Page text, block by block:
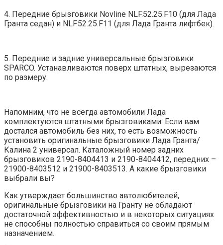
4. Передние брызговики Novline NLF.52.25.F10 (для Лада
Гранта седан) и NLF.52.25.F11 (для Лада Гранта лифтбек).
5. Передние и задние универсальные брызговики
SPARCO. Устанавливаются поверх штатных, вырезаются
по размеру.
Напомним, что не всегда автомобили Лада
комплектуются штатными брызговиками. Если вам
достался автомобиль без них, то есть возможность
установить оригинальные брызговики Лада Гранта/
Калина 2 универсал. Каталожный номер задних
брызговиков 2190-8404413 и 2190-8404412, передних –
21900-8403512 и 21900-8403513. А какие брызговики
выбрали вы?
Как утверждает большинство автолюбителей,
оригинальные брызговики на Гранту не обладают
достаточной эффективностью и в некоторых ситуациях
не способны полностью справиться со своим прямым
назначением.